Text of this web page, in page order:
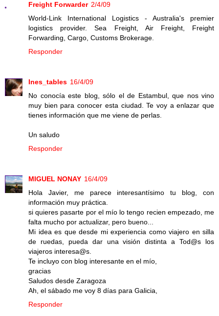
Freight Forwarder 2/4/09
World-Link International Logistics - Australia's premier
logistics provider. Sea Freight, Air Freight, Freight
Forwarding, Cargo, Customs Brokerage.
Responder
Ines_tables 16/4/09
No conocía este blog, sólo el de Estambul, que nos vino
muy bien para conocer esta ciudad. Te voy a enlazar que
tienes información que me viene de perlas.
Un saludo
Responder
MIGUEL NONAY 16/4/09
Hola Javier, me parece interesantísimo tu blog, con
información muy práctica.
si quieres pasarte por el mío lo tengo recien empezado, me
falta mucho por actualizar, pero bueno...
Mi idea es que desde mi experiencia como viajero en silla
de ruedas, pueda dar una visión distinta a Tod@s los
viajeros interesa@s.
Te incluyo con blog interesante en el mío,
gracias
Saludos desde Zaragoza
Ah, el sábado me voy 8 días para Galicia,
Responder